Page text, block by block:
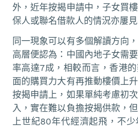
外，近年按揭申請中，子女買
保人或聯名借款人的情況亦屢見
同一現象可以有多個解讀方向
高層便認為：中國內地子女需
率高達7成，相較而言，香港
面的購買力大有再推動樓價上
按揭申請上，如果單純考慮初
入，實在難以負擔按揭供款，
上世紀80年代經濟起飛，不